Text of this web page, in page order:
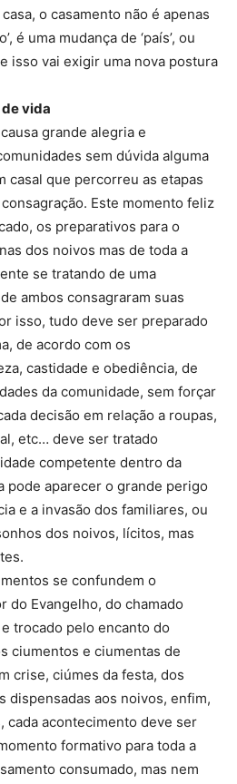
o casamento não é apenas
é uma mudança de ‘país’, ou
isso vai exigir uma nova postura
vida
grande alegria e
sem dúvida alguma
casal que percorreu as etapas
Este momento feliz
os preparativos para o
dos noivos mas de toda a
se tratando de uma
ambos consagraram suas
isso, tudo deve ser preparado
de acordo com os
castidade e obediência, de
da comunidade, sem forçar
decisão em relação a roupas,
etc… deve ser tratado
competente dentro da
pode aparecer o grande perigo
e a invasão dos familiares, ou
dos noivos, lícitos, mas
se confundem o
do Evangelho, do chamado
trocado pelo encanto do
ciumentos e ciumentas de
crise, ciúmes da festa, dos
dispensadas aos noivos, enfim,
cada acontecimento deve ser
formativo para toda a
consumado, mas nem